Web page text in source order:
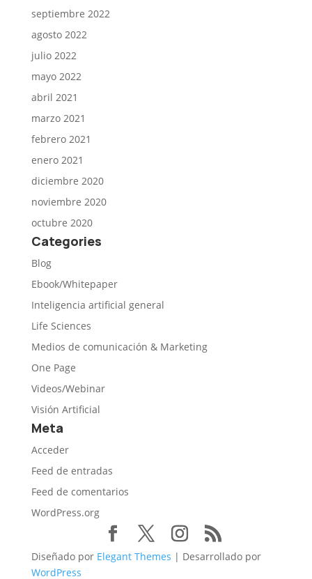
septiembre 2022
agosto 2022
julio 2022
mayo 2022
abril 2021
marzo 2021
febrero 2021
enero 2021
diciembre 2020
noviembre 2020
octubre 2020
Categories
Blog
Ebook/Whitepaper
Inteligencia artificial general
Life Sciences
Medios de comunicación & Marketing
One Page
Videos/Webinar
Visión Artificial
Meta
Acceder
Feed de entradas
Feed de comentarios
WordPress.org
Diseñado por Elegant Themes | Desarrollado por
WordPress